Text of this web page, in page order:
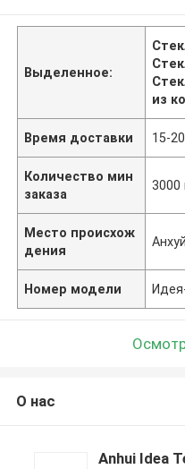
Выделенное:
из
Время доставки 15-
Количество мин
заказа
3000
Место происхож
дения
Номер модели
О нас
Anhui Idea